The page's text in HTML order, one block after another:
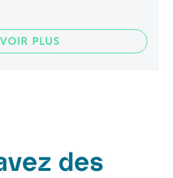
PLUS
des